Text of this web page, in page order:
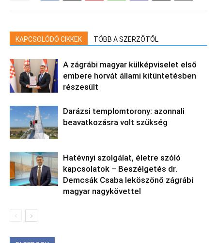
KAPCSOLÓDÓ CIKKEK TÖBB A SZERZŐTŐL
A zágrábi magyar külképviselet első
embere horvát állami kitüntetésben
részesült
Darázsi templomtorony: azonnali
beavatkozásra volt szükség
Hatévnyi szolgálat, életre szóló
kapcsolatok – Beszélgetés dr.
Demcsák Csaba leköszönő zágrábi
magyar nagykövettel